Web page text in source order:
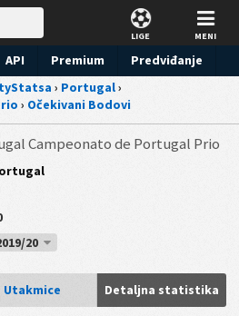
LIGE MENI
API Premium
Predviđanje
› Portugal›
› Očekivani Bodovi
Campeonato de Portugal Prio
20
Utakmice Detaljna statistika